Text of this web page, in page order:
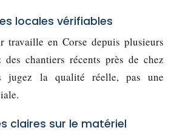
locales vérifiables
travaille en Corse depuis plusieurs
des chantiers récents près de chez
jugez la qualité réelle, pas une
claires sur le matériel